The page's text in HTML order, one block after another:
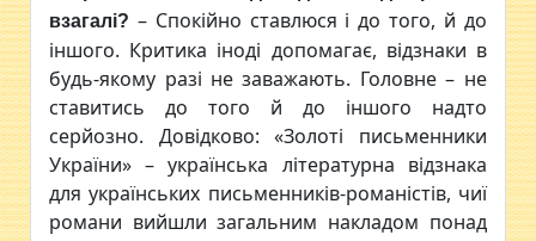
взагалі? – Спокійно ставлюся і до того, й до
іншого. Критика іноді допомагає, відзнаки в
будь-якому разі не заважають. Головне – не
ставитись до того й до іншого надто
серйозно. Довідково: «Золоті письменники
України» – українська літературна відзнака
для українських письменників-романістів, чиї
романи вийшли загальним накладом понад